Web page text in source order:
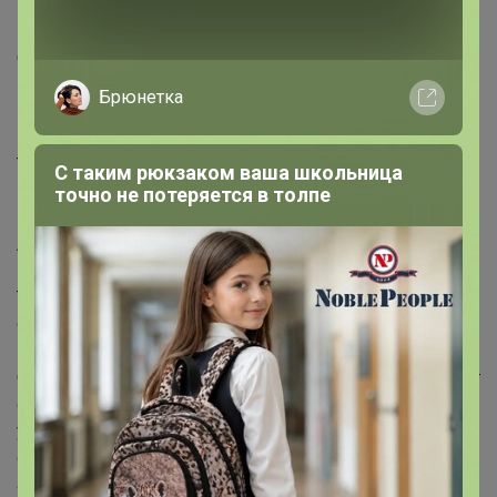
Сертификат: ЕАС
Цвет: Белый
В упаковке, шт.: 40
Количество рулонов в упаковке: 80
Тип бумаги: Однослойная
Вид: В листах
Ароматизированная: Нет
Вид: Влажная
Тиснение: Нет
Фиксированная цена: Да_x000D_
Описание: влажная туалетная бумага Mon Rulon создает
ощущение свежести и комфорта. Имеет оптимальный
уровень pH 5.5. Содержит экстракт ромашки, который
оказывает противовоспалительное и
антибактериальное воздействие. Не раздражает даже
Брюнетка
С таким рюкзаком ваша школьница
точно не потеряется в толпе